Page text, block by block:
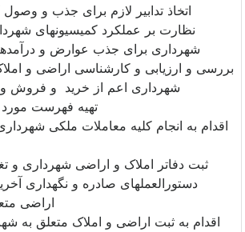
اتخاذ تدابیر لازم برای جذب و وصول
شهرداری برای جذب عوارض و
شهرداری اعم از خرید و فروش و
دستورالعملهای صادره و نگهداری
اراضی